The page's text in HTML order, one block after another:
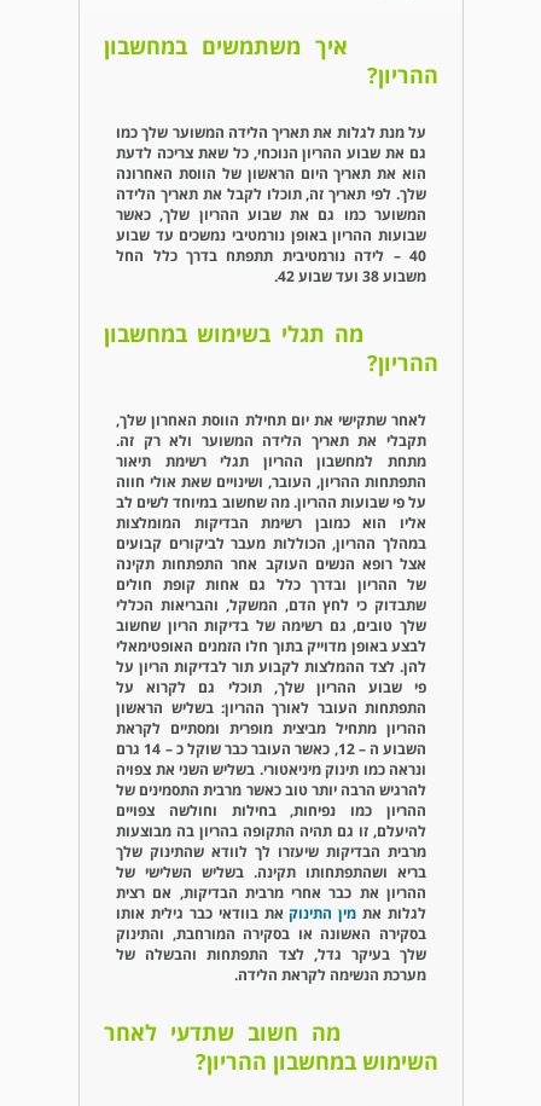
איך משתמשים במחשבון
ההריון?
על מנת לגלות את תאריך הלידה המשוער שלך כמו
גם את שבוע ההריון הנוכחי, כל שאת צריכה לדעת
הוא את תאריך היום הראשון של הווסת האחרונה
שלך. לפי תאריך זה, תוכלו לקבל את תאריך הלידה
המשוער כמו גם את שבוע ההריון שלך, כאשר
שבועות ההריון באופן נורמטיבי נמשכים עד שבוע
40 – לידה נורמטיבית תתפתח בדרך כלל החל
משבוע 38 ועד שבוע 42.
מה תגלי בשימוש במחשבון
ההריון?
לאחר שתקישי את יום תחילת הווסת האחרון שלך,
תקבלי את תאריך הלידה המשוער ולא רק זה.
מתחת למחשבון ההריון תגלי רשימת תיאור
התפתחות ההריון, העובר, ושינויים שאת אולי חווה
על פי שבועות ההריון. מה שחשוב במיוחד לשים לב
אליו הוא כמובן רשימת הבדיקות המומלצות
במהלך ההריון, הכוללות מעבר לביקורים קבועים
אצל רופא הנשים העוקב אחר התפתחות תקינה
של ההריון ובדרך כלל גם אחות קופת חולים
שתבדוק כי לחץ הדם, המשקל, והבריאות הכללי
שלך טובים, גם רשימה של בדיקות הריון שחשוב
לבצע באופן מדוייק בתוך חלו הזמנים האופטימאלי
להן. לצד ההמלצות לקבוע תור לבדיקות הריון על
פי שבוע ההריון שלך, תוכלי גם לקרוא על
התפתחות העובר לאורך ההריון: בשליש הראשון
ההריון מתחיל מביצית מופרית ומסתיים לקראת
השבוע ה – 12, כאשר העובר כבר שוקל כ – 14 גרם
ונראה כמו תינוק מיניאטורי. בשליש השני את צפויה
להרגיש הרבה יותר טוב כאשר מרבית התסמינים של
ההריון כמו נפיחות, בחילות וחולשה צפויים
להיעלם, זו גם תהיה התקופה בהריון בה מבוצעות
מרבית הבדיקות שיעזרו לך לוודא שהתינוק שלך
בריא ושהתפתחותו תקינה. בשליש השלישי של
ההריון את כבר אחרי מרבית הבדיקות, אם רצית
לגלות את מין התינוק את בוודאי כבר גילית אותו
בסקירה האשונה או בסקירה המורחבת, והתינוק
שלך בעיקר גדל, לצד התפתחות והבשלה של
מערכת הנשימה לקראת הלידה.
מה חשוב שתדעי לאחר
השימוש במחשבון ההריון?